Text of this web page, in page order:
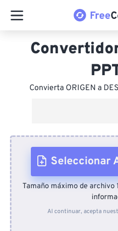
Convierta ORIGEN a
Seleccionar
Desde el
Tamaño máximo de archivo
Al continuar, acepta